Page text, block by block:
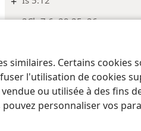
similaires. Certains cookies
l'utilisation de cookies
ou utilisée à des fins
pouvez personnaliser vos
+ 2Ch 7:6; 29:25, 26
Amos 6:6
Notes
* Litt. « ne sont pas devenus
Paramètres de confidentialité